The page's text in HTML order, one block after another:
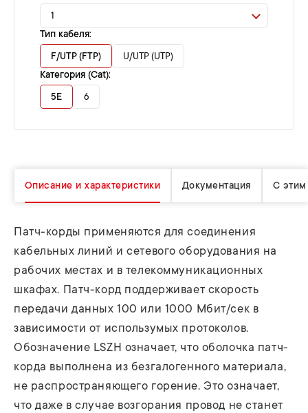
1
Тип кабеля:
F/UTP (FTP) U/UTP (UTP)
Категория (Cat):
5E 6
Описание и характеристики Документация С этим
Патч-корды применяются для соединения
кабельных линий и сетевого оборудования на
рабочих местах и в телекоммуникационных
шкафах. Патч-корд поддерживает скорость
передачи данных 100 или 1000 Мбит/сек в
зависимости от использумых протоколов.
Обозначение LSZH означает, что оболочка патч-
корда выполнена из безгалогенного материала,
не распространяющего горение. Это означает,
что даже в случае возгорания провод не станет